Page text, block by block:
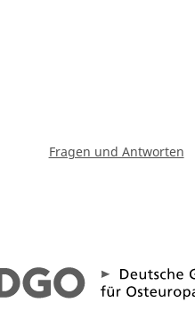
Fragen und Antworten